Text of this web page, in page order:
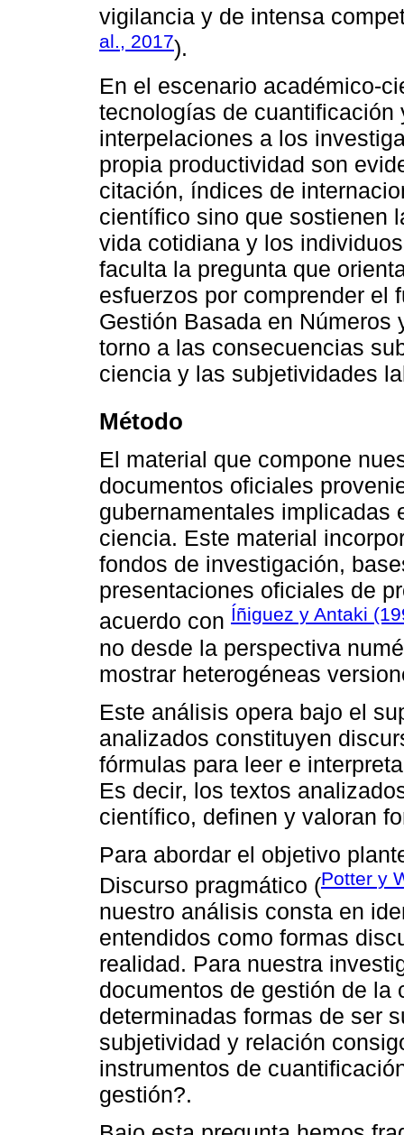
vigilancia y de intensa
al., 2017).
En el escenario académico-
tecnologías de
interpelaciones a los
propia productividad son
citación, índices de
científico sino que sostienen
vida cotidiana y los
faculta la pregunta que
esfuerzos por comprender el
Gestión Basada en Números
torno a las consecuencias
ciencia y las subjetividades
Método
El material que compone
documentos oficiales
gubernamentales implicadas
ciencia. Este material
fondos de investigación,
presentaciones oficiales de
acuerdo con Íñiguez y Antaki
no desde la perspectiva
mostrar heterogéneas
Este análisis opera bajo el
analizados constituyen
fórmulas para leer e
Es decir, los textos
científico, definen y valoran
Para abordar el objetivo
Discurso pragmático (Potter y
nuestro análisis consta en
entendidos como formas
realidad. Para nuestra
documentos de gestión de la
determinadas formas de ser
subjetividad y relación
instrumentos de
gestión?.